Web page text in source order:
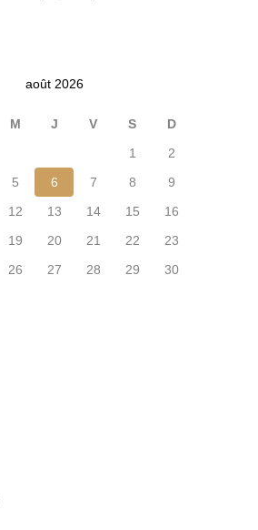
août 2026
M J V S
D
1
2
5 6 7 8
9
12 13 14 15
16
19 20 21 22
23
26 27 28 29
30